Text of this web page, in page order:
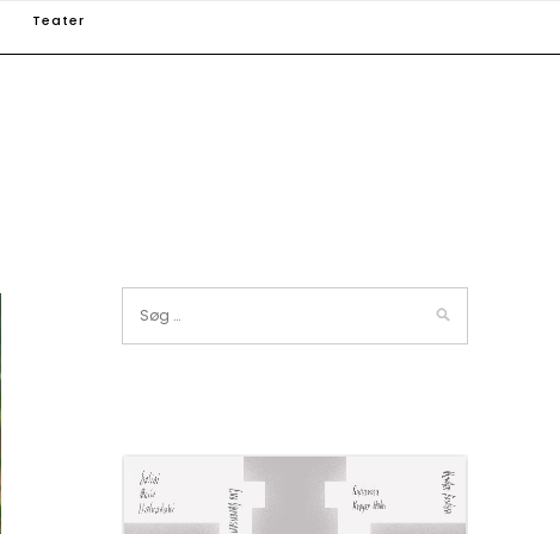
Teater